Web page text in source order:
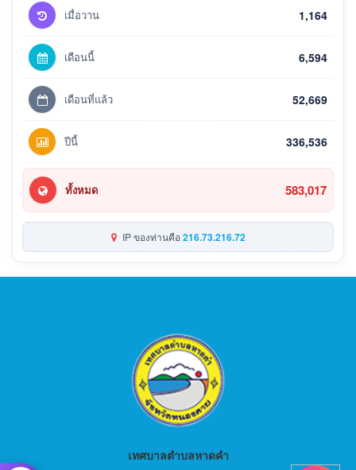
เมื่อวาน 1,164
เดือนนี้ 6,594
เดือนที่แล้ว 52,669
ปีนี้ 336,536
ทั้งหมด 583,017
IP ของท่านคือ216.73.216.72
เทศบาลตำบลหาดคำ